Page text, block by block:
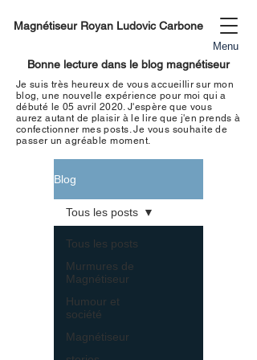
Magnétiseur Royan Ludovic Carbone
Menu
Bonne lecture dans le blog magnétiseur
Je suis très heureux de vous accueillir sur mon
blog, une nouvelle expérience pour moi qui a
débuté le 05 avril 2020. J'espère que vous
aurez autant de plaisir à le lire que j'en prends à
confectionner mesposts. Je vous souhaite de
passer unagréable moment.
Blog
Tous les posts
Murmures de
Magnétiseur
Humour et
société
Magnétiseur
Tous les posts